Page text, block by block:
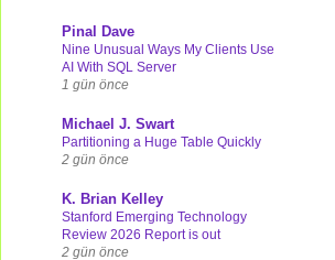
Pinal Dave
Nine Unusual Ways My Clients Use
AI With SQL Server
1 gün önce
Michael J. Swart
Partitioning a Huge Table Quickly
2 gün önce
K. Brian Kelley
Stanford Emerging Technology
Review 2026 Report is out
2 gün önce